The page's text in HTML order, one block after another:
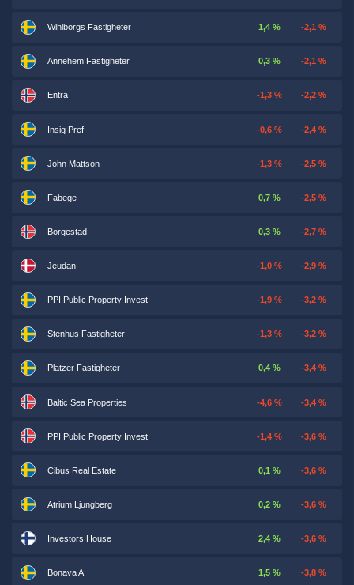
Wihlborgs Fastigheter 1,4 % -2,1 %
Annehem Fastigheter 0,3 % -2,1 %
Entra -1,3 % -2,2 %
Insig Pref -0,6 % -2,4 %
John Mattson -1,3 % -2,5 %
Fabege 0,7 % -2,5 %
Borgestad 0,3 % -2,7 %
Jeudan -1,0 % -2,9 %
PPI Public Property Invest -1,9 % -3,2 %
Stenhus Fastigheter -1,3 % -3,2 %
Platzer Fastigheter 0,4 % -3,4 %
Baltic Sea Properties -4,6 % -3,4 %
PPI Public Property Invest -1,4 % -3,6 %
Cibus Real Estate 0,1 % -3,6 %
Atrium Ljungberg 0,2 % -3,6 %
Investors House 2,4 % -3,6 %
Bonava A 1,5 % -3,8 %